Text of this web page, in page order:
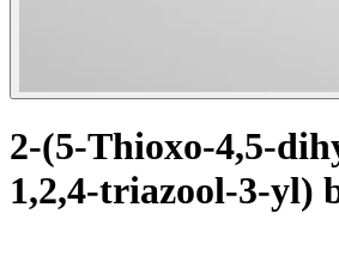
2-(5-Thioxo-4,5-
1,2,4-triazool-3-yl)